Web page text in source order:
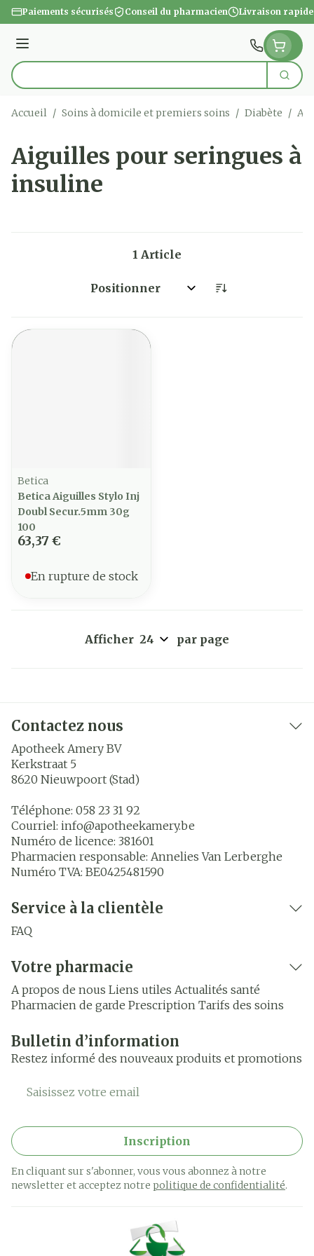
Aller au contenu
Paiements sécurisés Conseil du pharmacien Livraison rapide
Menu
Rechercher
Accueil / Soins à domicile et premiers soins / Diabète /
Aiguilles pour seringues à
insuline
1 Article
Trier par:
Betica
Betica Aiguilles Stylo Inj
Doubl Secur.5mm 30g
100
63,37 €
En rupture de stock
Afficher par page
Contactez nous
Apotheek Amery BV
Kerkstraat 5
8620 Nieuwpoort (Stad)
Téléphone: 058 23 31 92
Courriel: info@apotheekamery.be
Numéro de licence: 381601
Pharmacien responsable: Annelies Van Lerberghe
Numéro TVA: BE0425481590
Service à la clientèle
FAQ
Votre pharmacie
A propos de nous Liens utiles Actualités santé
Pharmacien de garde Prescription Tarifs des soins
Bulletin d’information
Restez informé des nouveaux produits et promotions
Adresse mail
Inscription
En cliquant sur s'abonner, vous vous abonnez à notre
newsletter et acceptez notre politique de confidentialité.